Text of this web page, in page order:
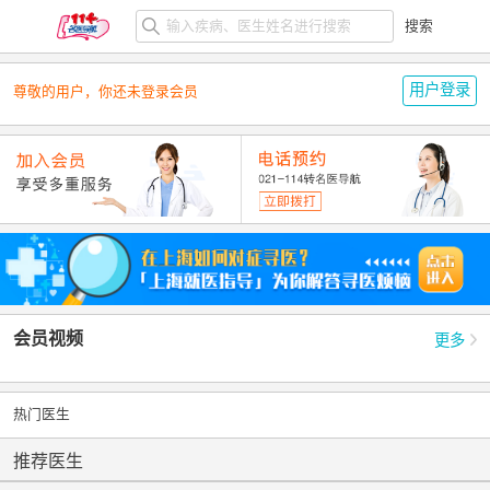
搜索
尊敬的用户，你还未登录会员 用户登录
会员视频 更多
热门医生
推荐医生